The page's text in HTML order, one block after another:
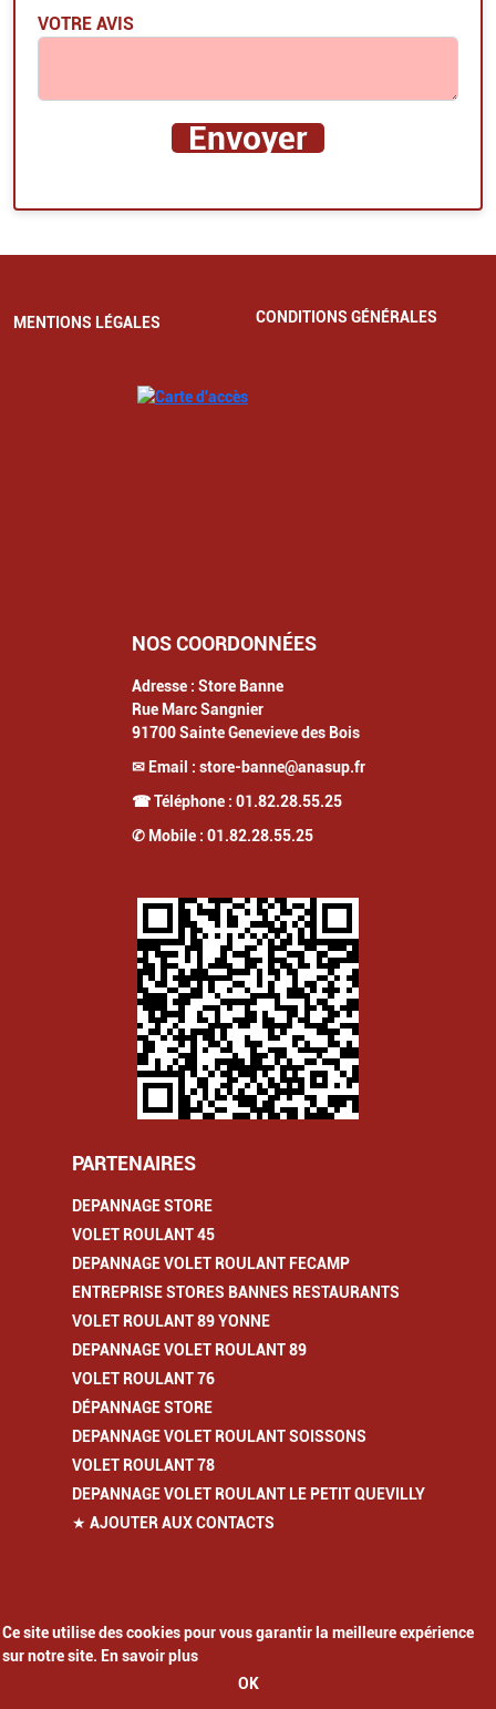
VOTRE AVIS
MENTIONS LÉGALES CONDITIONS GÉNÉRALES
NOS COORDONNÉES
Adresse : Store Banne
Rue Marc Sangnier
91700 Sainte Genevieve des Bois
✉ Email : store-banne@anasup.fr
☎ Téléphone : 01.82.28.55.25
✆ Mobile : 01.82.28.55.25
PARTENAIRES
DEPANNAGE STORE
VOLET ROULANT 45
DEPANNAGE VOLET ROULANT FECAMP
ENTREPRISE STORES BANNES RESTAURANTS
VOLET ROULANT 89 YONNE
DEPANNAGE VOLET ROULANT 89
VOLET ROULANT 76
DÉPANNAGE STORE
DEPANNAGE VOLET ROULANT SOISSONS
VOLET ROULANT 78
DEPANNAGE VOLET ROULANT LE PETIT QUEVILLY
★ AJOUTER AUX CONTACTS
Ce site utilise des cookies pour vous garantir la meilleure expérience
sur notre site. En savoir plus
OK